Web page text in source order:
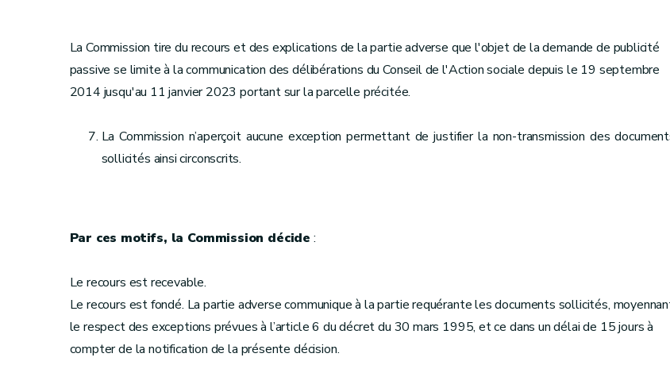
La Commission tire du recours et des explications de la partie adverse que l'objet de la demande de publicité
passive se limite à la communication des délibérations du Conseil de l'Action sociale depuis le 19 septembre
2014 jusqu'au 11 janvier 2023 portant sur la parcelle précitée.
La Commission n’aperçoit aucune exception permettant de justifier la non-transmission des
sollicités ainsi circonscrits.
Par ces motifs, la Commission décide :
Le recours est recevable.
Le recours est fondé. La partie adverse communique à la partie requérante les documents sollicités,
le respect des exceptions prévues à l’article 6 du décret du 30 mars 1995, et ce dans un délai de 15 jours à
compter de la notification de la présente décision.